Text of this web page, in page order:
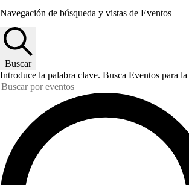
Navegación de búsqueda y vistas de Eventos
Buscar
Introduce la palabra clave. Busca Eventos para